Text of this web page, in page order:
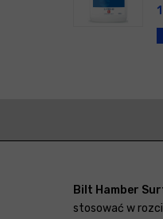
Bilt Hamber
stosować w